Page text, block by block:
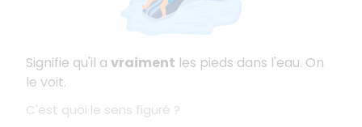
Signifie qu'il a vraiment les pieds dans l'eau. On
le voit.
C'est quoi le sens figuré ?